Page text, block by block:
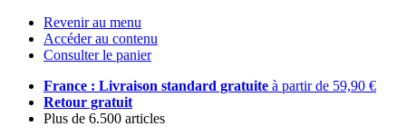
Revenir au menu
Accéder au contenu
Consulter le panier
France : Livraison standard gratuite à partir de 59,90 €
Retour gratuit
Plus de 6.500 articles